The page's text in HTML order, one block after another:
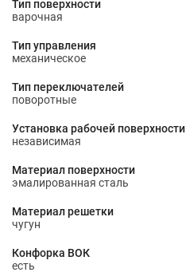
Тип поверхности
варочная
Тип управления
механическое
Тип переключателей
поворотные
Установка рабочей поверхности
независимая
Материал поверхности
эмалированная сталь
Материал решетки
чугун
Конфорка ВОК
есть